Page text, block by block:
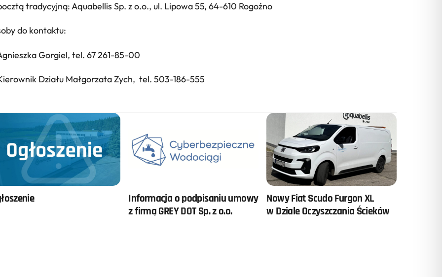
tradycyjną: Aquabellis Sp. z o.o., ul. Lipowa 55, 64-610 Rogoźno
do kontaktu:
Gorgiel, tel. 67 261-85-00
Działu Małgorzata Zych, tel. 503-186-555
Informacja o podpisaniu umowy
z firmą GREY DOT Sp. z o.o.
Nowy Fiat Scudo Furgon XL
w Dziale Oczyszczania Ścieków